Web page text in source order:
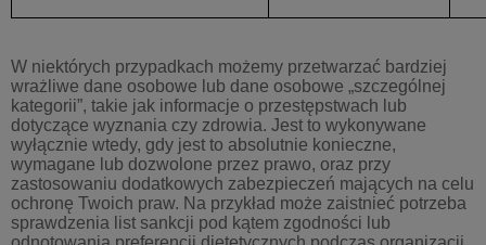
W niektórych przypadkach możemy przetwarzać bardziej
wrażliwe dane osobowe lub dane osobowe „szczególnej
kategorii”, takie jak informacje o przestępstwach lub
dotyczące wyznania czy zdrowia. Jest to wykonywane
wyłącznie wtedy, gdy jest to absolutnie konieczne,
wymagane lub dozwolone przez prawo, oraz przy
zastosowaniu dodatkowych zabezpieczeń mających na celu
ochronę Twoich praw. Na przykład może zaistnieć potrzeba
sprawdzenia list sankcji pod kątem zgodności lub